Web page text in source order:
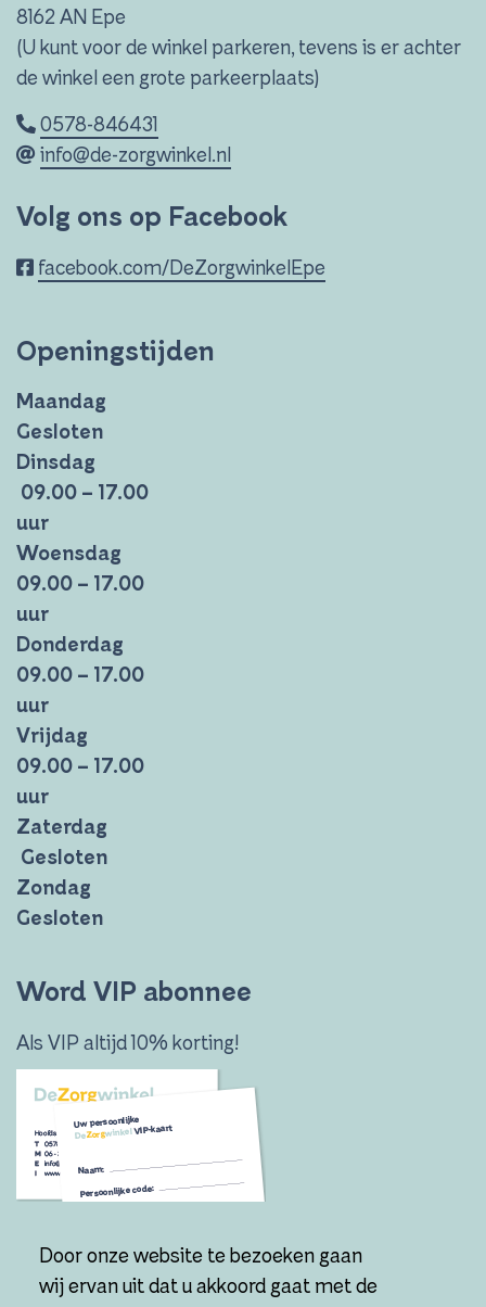
Door onze website te bezoeken gaan
wij ervan uit dat u akkoord gaat met de
8162 AN Epe
(U kunt voor de winkel parkeren, tevens is er achter
de winkel een grote parkeerplaats)
0578-846431
info@de-zorgwinkel.nl
Volg ons op Facebook
facebook.com/DeZorgwinkelEpe
Openingstijden
Maandag
Gesloten
Dinsdag
09.00 – 17.00
uur
Woensdag
09.00 – 17.00
uur
Donderdag
09.00 – 17.00
uur
Vrijdag
09.00 – 17.00
uur
Zaterdag
Gesloten
Zondag
Gesloten
Word VIP abonnee
Als VIP altijd 10% korting!
Ik wil VIP worden!